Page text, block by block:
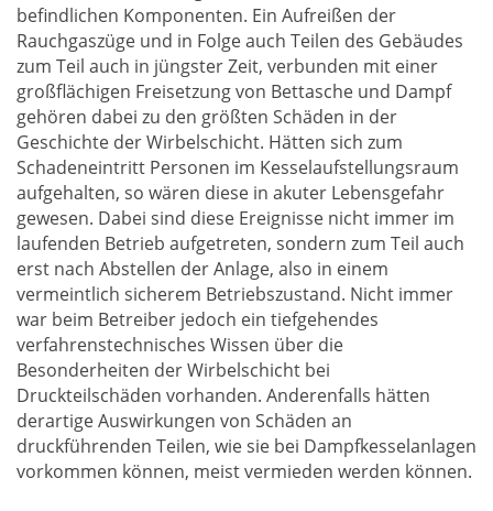
befindlichen Komponenten. Ein Aufreißen der
Rauchgaszüge und in Folge auch Teilen des Gebäudes
zum Teil auch in jüngster Zeit, verbunden mit einer
großflächigen Freisetzung von Bettasche und Dampf
gehören dabei zu den größten Schäden in der
Geschichte der Wirbelschicht. Hätten sich zum
Schadeneintritt Personen im Kesselaufstellungsraum
aufgehalten, so wären diese in akuter Lebensgefahr
gewesen. Dabei sind diese Ereignisse nicht immer im
laufenden Betrieb aufgetreten, sondern zum Teil auch
erst nach Abstellen der Anlage, also in einem
vermeintlich sicherem Betriebszustand. Nicht immer
war beim Betreiber jedoch ein tiefgehendes
verfahrenstechnisches Wissen über die
Besonderheiten der Wirbelschicht bei
Druckteilschäden vorhanden. Anderenfalls hätten
derartige Auswirkungen von Schäden an
druckführenden Teilen, wie sie bei Dampfkesselanlagen
vorkommen können, meist vermieden werden können.